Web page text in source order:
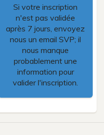
Si votre inscription
n'est pas validée
après 7 jours, envoyez
nous un email SVP; il
nous manque
probablement une
information pour
valider l'inscription.